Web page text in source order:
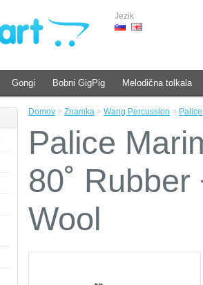
Jezik
Gongi Bobni GigPig Melodična tolkala
Domov > Znamka > Wang Percussion >
Palice
80˚
Wool